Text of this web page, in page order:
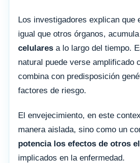
Los investigadores explican que
igual que otros órganos, acumula
celulares a lo largo del tiempo.
natural puede verse amplificado
combina con predisposición
factores de riesgo.
El envejecimiento, en este
manera aislada, sino como un
potencia los efectos de otros
implicados en la enfermedad.